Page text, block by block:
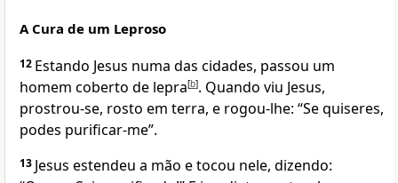
A Cura de um Leproso
12 Estando Jesus numa das cidades, passou um
homem coberto de lepra[b]. Quando viu Jesus,
prostrou-se, rosto em terra, e rogou-lhe: “Se quiseres,
podes purificar-me”.
13 Jesus estendeu a mão e tocou nele, dizendo: